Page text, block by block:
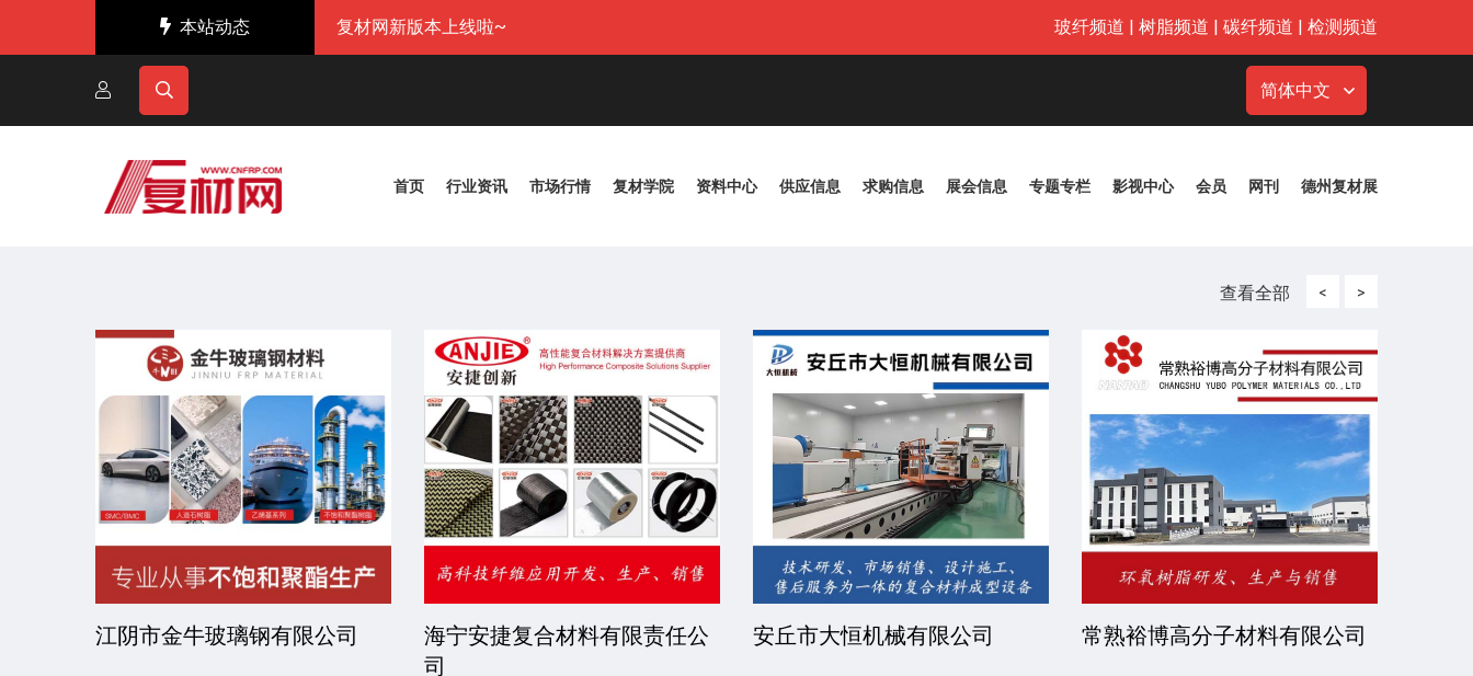
本站动态 复材网新版本上线啦~ 玻纤频道 | 树脂频道 | 碳纤频道 | 检测频道
简体中文
首页 行业资讯 市场行情 复材学院 资料中心 供应信息 求购信息 展会信息 专题专栏 影视中心 会员 网刊 德州复材展
查看全部 <
京华派克邯郸机械科技有限公
福建省睿步智能装备有限公司
北京中远恒达涂装设备有限公
北京伊诺瓦科技有限公司
>